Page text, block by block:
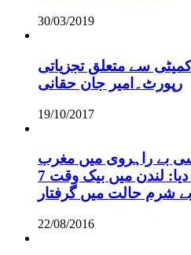
30/03/2019
سے متعلق تجزیاتی
رپورٹ۔امیر جان حقانی
19/10/2017
بے راہروی میں مغرب
کو بھی شرما کر رکھ دیا: لندن میں بیک وقت 7
شرم حالت میں گرفتار
22/08/2016